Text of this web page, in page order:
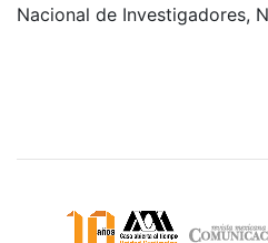
Nacional de Investigadores,